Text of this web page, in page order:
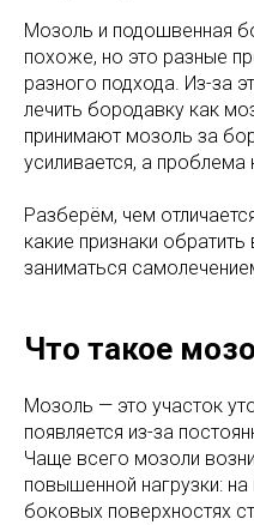
Мозоль и подошвенная
похоже, но это разные
разного подхода. Из-за
лечить бородавку как
принимают мозоль за
усиливается, а проблема
Разберём, чем
какие признаки
заниматься
Что такое
Мозоль — это участок
появляется из-за
Чаще всего мозоли
повышенной нагрузки: на
боковых поверхностях